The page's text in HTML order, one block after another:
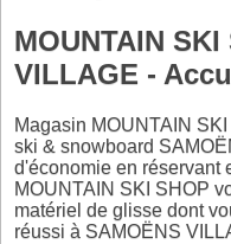
MOUNTAIN
VILLAGE -
Magasin MOUNTAIN
ski & snowboard
d'économie en réservant
MOUNTAIN SKI SHOP
matériel de glisse dont
réussi à SAMOËNS